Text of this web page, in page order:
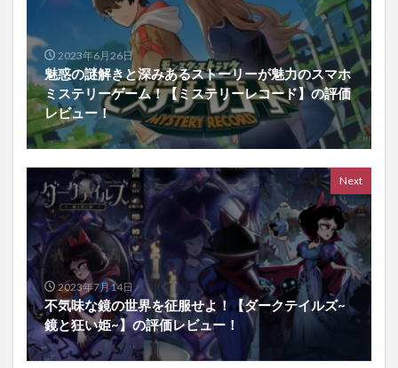
2023年6月26日
魅惑の謎解きと深みあるストーリーが魅力のスマホ
ミステリーゲーム！【ミステリーレコード】の評価
レビュー！
Next
2023年7月14日
不気味な鏡の世界を征服せよ！【ダークテイルズ~
鏡と狂い姫~】の評価レビュー！